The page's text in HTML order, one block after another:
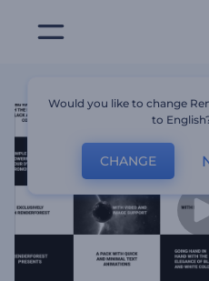
Would you like to change
to
CHANGE